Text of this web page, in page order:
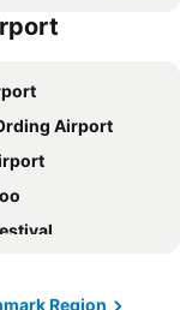
Kro & Hotel
Airport
Region